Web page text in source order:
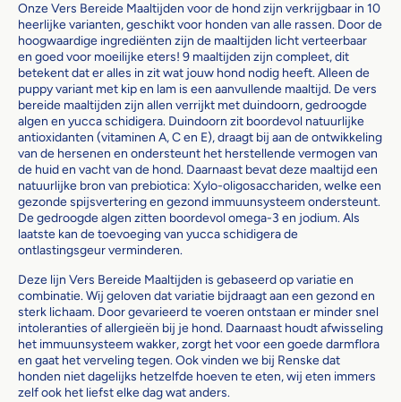
Onze Vers Bereide Maaltijden voor de hond zijn verkrijgbaar in 10
heerlijke varianten, geschikt voor honden van alle rassen. Door de
hoogwaardige ingrediënten zijn de maaltijden licht verteerbaar
en goed voor moeilijke eters! 9 maaltijden zijn compleet, dit
betekent dat er alles in zit wat jouw hond nodig heeft. Alleen de
puppy variant met kip en lam is een aanvullende maaltijd. De vers
bereide maaltijden zijn allen verrijkt met duindoorn, gedroogde
algen en yucca schidigera. Duindoorn zit boordevol natuurlijke
antioxidanten (vitaminen A, C en E), draagt bij aan de ontwikkeling
van de hersenen en ondersteunt het herstellende vermogen van
de huid en vacht van de hond. Daarnaast bevat deze maaltijd een
natuurlijke bron van prebiotica: Xylo-oligosacchariden, welke een
gezonde spijsvertering en gezond immuunsysteem ondersteunt.
De gedroogde algen zitten boordevol omega-3 en jodium. Als
laatste kan de toevoeging van yucca schidigera de
ontlastingsgeur verminderen.
Deze lijn Vers Bereide Maaltijden is gebaseerd op variatie en
combinatie. Wij geloven dat variatie bijdraagt aan een gezond en
sterk lichaam. Door gevarieerd te voeren ontstaan er minder snel
intoleranties of allergieën bij je hond. Daarnaast houdt afwisseling
het immuunsysteem wakker, zorgt het voor een goede darmflora
en gaat het verveling tegen. Ook vinden we bij Renske dat
honden niet dagelijks hetzelfde hoeven te eten, wij eten immers
zelf ook het liefst elke dag wat anders.